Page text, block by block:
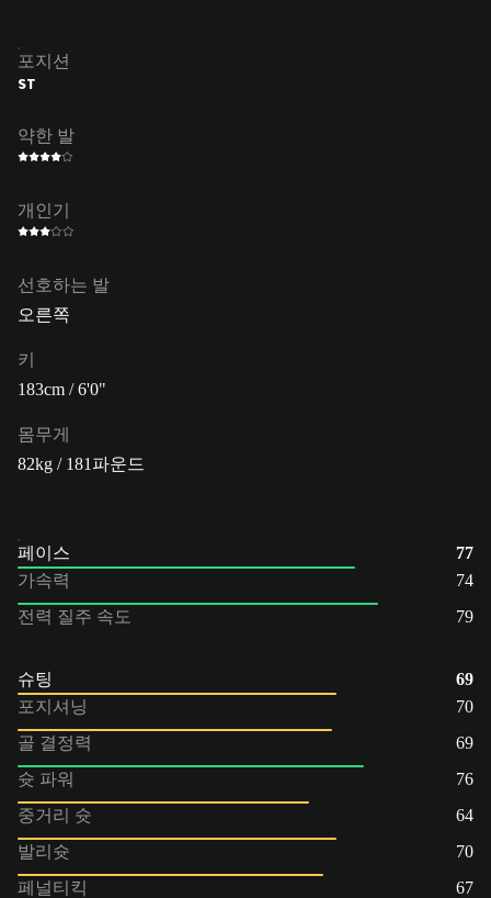
포지션
ST
약한 발
개인기
선호하는 발
오른쪽
키
183cm / 6'0"
몸무게
82kg / 181파운드
페이스
77
가속력
74
전력 질주 속도
79
슈팅
69
포지셔닝
70
골 결정력
69
슛 파워
76
중거리 슛
64
발리슛
70
페널티킥
67